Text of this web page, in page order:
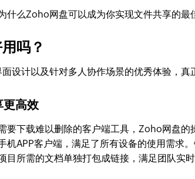
什么Zoho网盘可以成为你实现文件共享的最
吗？
设计以及针对多人协作场景的优秀体验，真
更高效
要下载难以删除的客户端工具，Zoho网盘的
机APP客户端，满足了所有设备的使用需求
目所需的文档单独打包成链接，满足团队实时